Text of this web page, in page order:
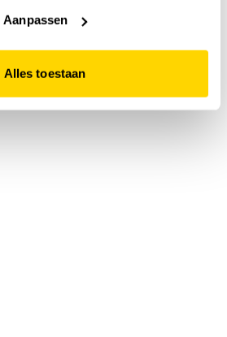
Aanpassen
Alles toestaan